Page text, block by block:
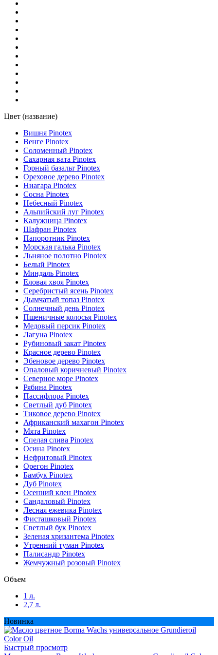
582 Палисандр, Основание Лиственница
59 Средний, Основание Термососна
60 Черное Дерево, Основание Лиственница
622 Махагон, Основание Лиственница
63 Темный, Основание Термососна
632 Темный Орех, Основание Лиственница
729 Лиственница(1)
927 Лиственница
Acorn Brown(1)
Afzelia 50422 Pullex Holzol
Avtoclave Green/Зеленый Автоклав (Классические Цвета)
Barnboard
Beechwood Gray(1)
Beechwood Gray 894
Beige(1)
Beige 885 (1)
Black Canyon 878(1)
Black/Черный (Классические Цвета)
Burley(1)
California Rustic 890(1)
Cape Cod Gray
Цвет (название)
Вишня Pinotex
Венге Pinotex
Соломенный Pinotex
Сахарная вата Pinotex
Горный базальт Pinotex
Ореховое дерево Pinotex
Ниагара Pinotex
Сосна Pinotex
Небесный Pinotex
Альпийский луг Pinotex
Калужница Pinotex
Шафран Pinotex
Папоротник Pinotex
Морская галька Pinotex
Льняное полотно Pinotex
Белый Pinotex
Миндаль Pinotex
Еловая хвоя Pinotex
Серебристый ясень Pinotex
Дымчатый топаз Pinotex
Солнечный день Pinotex
Пшеничные колосья Pinotex
Медовый персик Pinotex
Лагуна Pinotex
Рубиновый закат Pinotex
Красное дерево Pinotex
Эбеновое дерево Pinotex
Опаловый коричневый Pinotex
Северное море Pinotex
Рябина Pinotex
Пассифлора Pinotex
Светлый дуб Pinotex
Тиковое дерево Pinotex
Африканский махагон Pinotex
Мята Pinotex
Спелая слива Pinotex
Осина Pinotex
Нефритовый Pinotex
Орегон Pinotex
Бамбук Pinotex
Дуб Pinotex
Осенний клен Pinotex
Сандаловый Pinotex
Лесная ежевика Pinotex
Фисташковый Pinotex
Светлый бук Pinotex
Зеленая хризантема Pinotex
Утренний туман Pinotex
Палисандр Pinotex
Жемчужный розовый Pinotex
Объем
1 л.
2,7 л.
Новинка
Быстрый просмотр